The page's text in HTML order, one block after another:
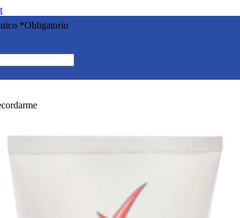
*Obligatorio
de ducha
Protectores
diarios